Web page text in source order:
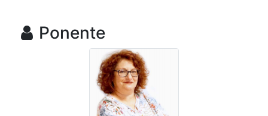
Ponente